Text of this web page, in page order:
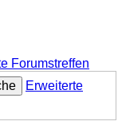
Forumstreffen
Erweiterte